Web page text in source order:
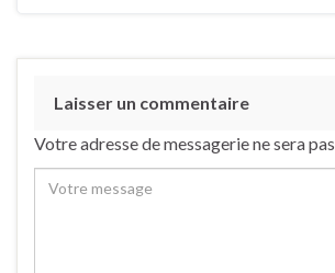
Laisser un commentaire
Votre adresse de messagerie ne sera